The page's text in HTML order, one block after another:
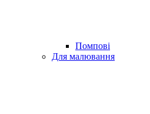
Помпові
Для малювання